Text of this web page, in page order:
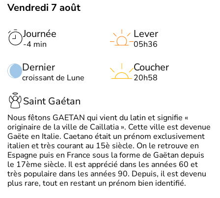
Vendredi 7 août
Journée
-4 min
Dernier
croissant de Lune
Lever
05h36
Coucher
20h58
Saint Gaétan
Nous fêtons GAETAN qui vient du latin et signifie «
originaire de la ville de Caillatia ». Cette ville est devenue
Gaëte en Italie. Caetano était un prénom exclusivement
italien et très courant au 15è siècle. On le retrouve en
Espagne puis en France sous la forme de Gaëtan depuis
le 17ème siècle. Il est apprécié dans les années 60 et
très populaire dans les années 90. Depuis, il est devenu
plus rare, tout en restant un prénom bien identifié.